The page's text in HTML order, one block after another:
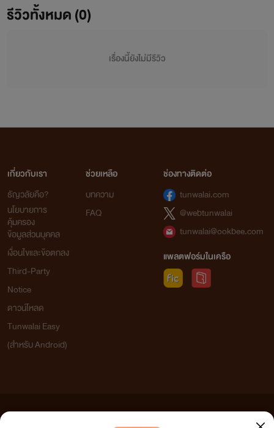
รีวิวทั้งหมด (0)
เรื่องนี้ยังไม่มีรีวิว
เกี่ยวกับเรา
ธัญวลัยคือ?
นโยบายการ
คุ้มครอง
ข้อมูลส่วนบุคคล
เงื่อนไขและข้อตกลง
Third-Party
Notice
ดาวน์โหลด
Tunwalai Easy
(สำหรับ Android)
ช่วยเหลือ
บทความ
FAQ
ช่องทางติดต่อ
tunwalai.com
@webtunwalai
tunwalai@ookbee.com
แพลตฟอร์มในเครือ